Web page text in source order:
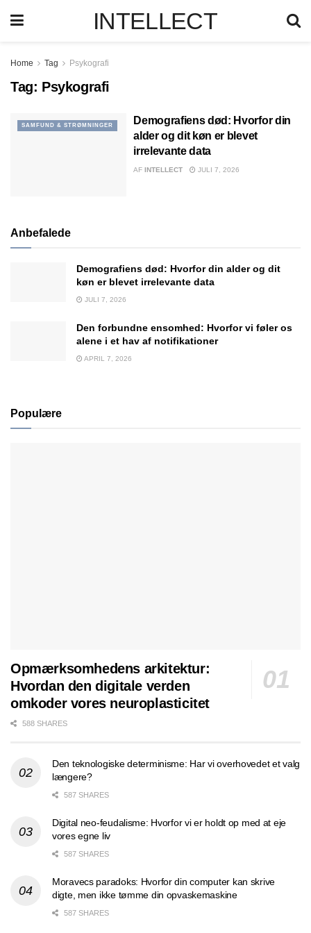
INTELLECT
Home Tag Psykografi
Tag: Psykografi
SAMFUND & STRØMNINGER
Demografiens død: Hvorfor din
alder og dit køn er blevet
irrelevante data
AF INTELLECT JULI 7, 2026
Anbefalede
Demografiens død: Hvorfor din alder og dit
køn er blevet irrelevante data
JULI 7, 2026
Den forbundne ensomhed: Hvorfor vi føler os
alene i et hav af notifikationer
APRIL 7, 2026
Populære
Opmærksomhedens arkitektur:
Hvordan den digitale verden
omkoder vores neuroplasticitet
588 SHARES
Den teknologiske determinisme: Har vi overhovedet et valg
længere?
587 SHARES
Digital neo-feudalisme: Hvorfor vi er holdt op med at eje
vores egne liv
587 SHARES
Moravecs paradoks: Hvorfor din computer kan skrive
digte, men ikke tømme din opvaskemaskine
587 SHARES